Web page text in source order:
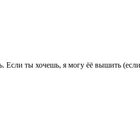
Если ты хочешь, я могу ёё вышить